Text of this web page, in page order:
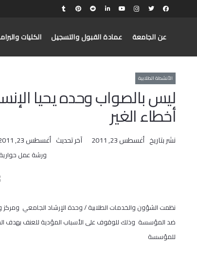
عن الجامعة عمادة القبول والتسجيل الكليات
الأنشطة الطلابية
ليس بالصواب وحده يحيا
أخطاء الغير
نشر بتاريخ أغسطس 23, 2011 آخر تحديث أغسطس 23, 2011
ورشة عمل
نظمت الشؤون والخدمات الطلابية / وحدة الإرشاد الجامعي
ضد المؤسسة وذلك للوقوف على الأسباب المؤدية للعنف بهدف
للمؤسسة